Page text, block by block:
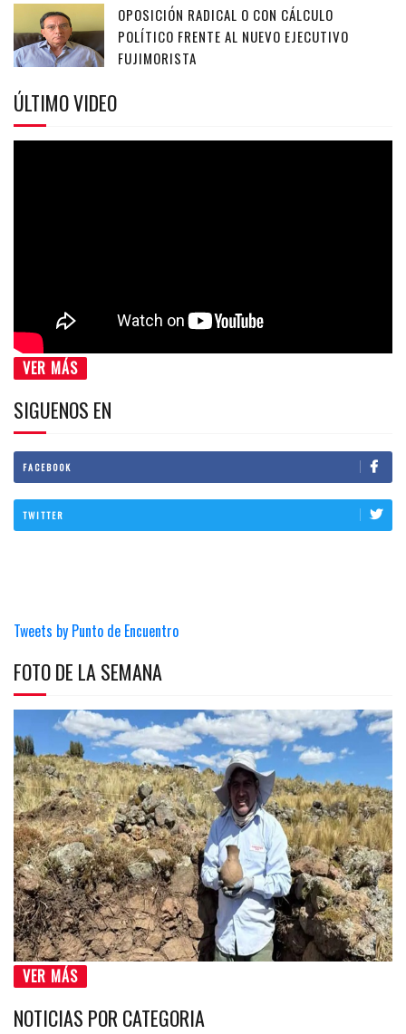
OPOSICIÓN RADICAL O CON CÁLCULO
POLÍTICO FRENTE AL NUEVO EJECUTIVO
FUJIMORISTA
ÚLTIMO VIDEO
VER MÁS
SIGUENOS EN
FACEBOOK
TWITTER
Tweets by Punto de Encuentro
FOTO DE LA SEMANA
VER MÁS
NOTICIAS POR CATEGORIA